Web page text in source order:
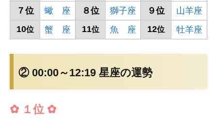
７位
蠍 座 ８位 獅子座 ９位
山羊座
10位 蟹 座 11位 魚 座 12位 牡羊座
② 00:00～12:19 星座の運勢
✿ １位 ✿